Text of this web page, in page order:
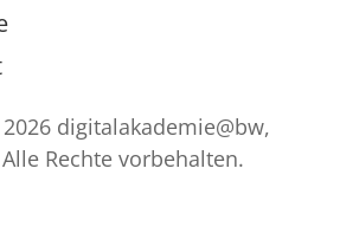
digitalakademie@bw,
Rechte vorbehalten.